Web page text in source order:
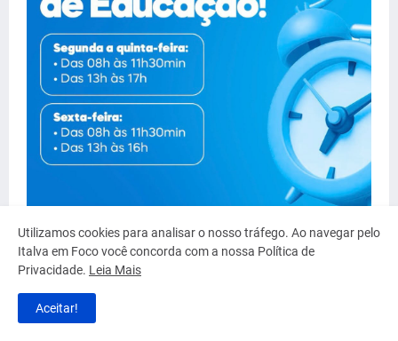
Serviço
Utilizamos cookies para analisar o nosso tráfego. Ao navegar pelo
Italva em Foco você concorda com a nossa Política de
Privacidade. Leia Mais
Aceitar!